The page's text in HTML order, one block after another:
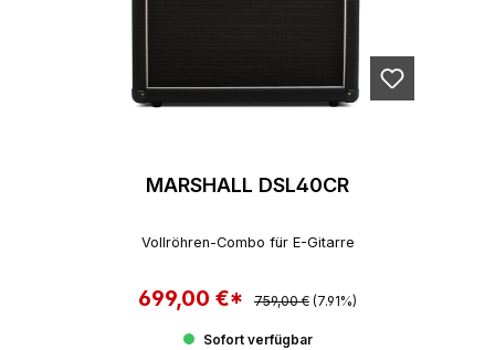
MARSHALL DSL40CR
Vollröhren-Combo für E-Gitarre
Verkaufspreis:
699,00 €* Regulärer Preis:
759,00 € (7.91%)
Sofort verfügbar